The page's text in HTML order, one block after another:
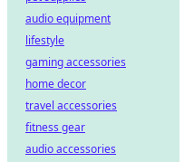
audio equipment
lifestyle
gaming accessories
home decor
travel accessories
fitness gear
audio accessories